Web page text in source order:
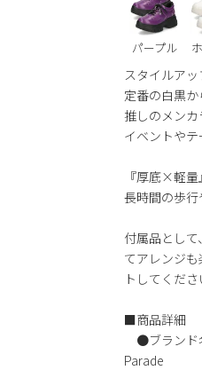
パープル
スタイルア
定番の白黒
推しのメンカ
イベントや
『厚底×軽
長時間の歩
付属品とし
てアレンジ
トしてくださ
■商品詳細
●ブランド
Parade